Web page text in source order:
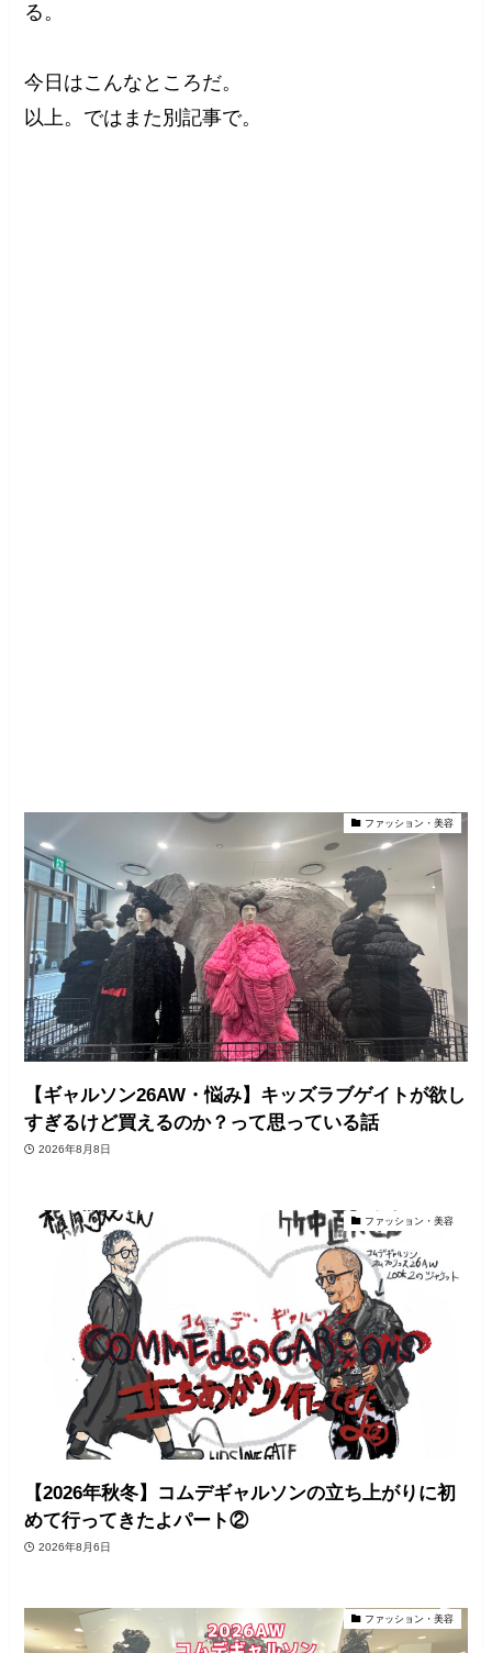
る。
今日はこんなところだ。
以上。ではまた別記事で。
ファッション・美容
【ギャルソン26AW・悩み】キッズラブゲイトが欲し
すぎるけど買えるのか？って思っている話
2026年8月8日
ファッション・美容
【2026年秋冬】コムデギャルソンの立ち上がりに初
めて行ってきたよパート②
2026年8月6日
ファッション・美容